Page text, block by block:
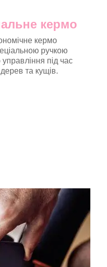
кермо
кермо
ручкою
під час
та кущів.